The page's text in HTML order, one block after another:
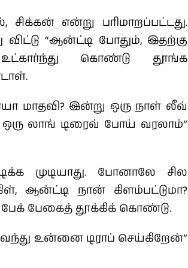
என்று பரிமாறப்பட்டது.
“ஆன்ட்டி போதும், இதற்கு
கொண்டு தூங்க
மாதவி? இன்று ஒரு நாள் லீவ்
ஒரு லாங் டிரைவ் போய் வரலாம்”
முடியாது. போனாலே சில
ஆன்ட்டி நான் கிளம்பட்டுமா?
பேகைத் தூக்கிக் கொண்டு.
உன்னை டிராப் செய்கிறேன்”